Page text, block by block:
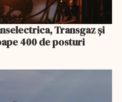
Transgaz și
400 de posturi